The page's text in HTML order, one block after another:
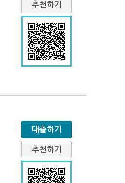
추천하기
대출하기
추천하기